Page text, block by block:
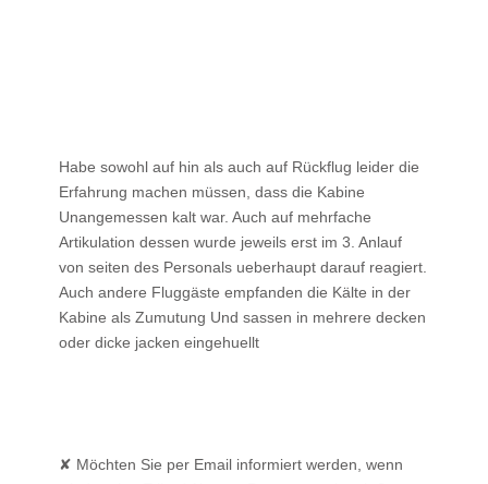
Habe sowohl auf hin als auch auf Rückflug leider die
Erfahrung machen müssen, dass die Kabine
Unangemessen kalt war. Auch auf mehrfache
Artikulation dessen wurde jeweils erst im 3. Anlauf
von seiten des Personals ueberhaupt darauf reagiert.
Auch andere Fluggäste empfanden die Kälte in der
Kabine als Zumutung Und sassen in mehrere decken
oder dicke jacken eingehuellt
✘ Möchten Sie per Email informiert werden, wenn